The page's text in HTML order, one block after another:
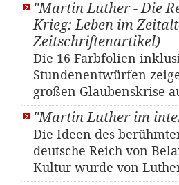
"Martin Luther - Die
Krieg: Leben im
Zeitschriftenartikel)
Die 16 Farbfolien
Stundenentwürfen
großen Glaubenskrise
"Martin Luther im
Die Ideen des
deutsche Reich von
Kultur wurde von